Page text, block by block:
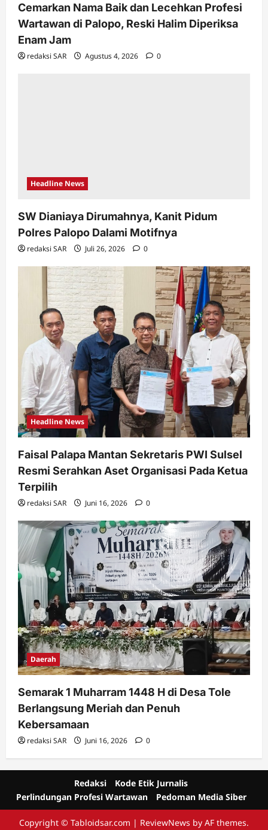
Cemarkan Nama Baik dan Lecehkan Profesi
Wartawan di Palopo, Reski Halim Diperiksa
Enam Jam
redaksi SAR Agustus 4, 2026 0
Headline News
SW Dianiaya Dirumahnya, Kanit Pidum
Polres Palopo Dalami Motifnya
redaksi SAR Juli 26, 2026 0
Headline News
Faisal Palapa Mantan Sekretaris PWI Sulsel
Resmi Serahkan Aset Organisasi Pada Ketua
Terpilih
redaksi SAR Juni 16, 2026 0
Daerah
Semarak 1 Muharram 1448 H di Desa Tole
Berlangsung Meriah dan Penuh
Kebersamaan
redaksi SAR Juni 16, 2026 0
Redaksi
Kode Etik Jurnalis
Perlindungan Profesi Wartawan
Pedoman Media Siber
Copyright © Tabloidsar.com | ReviewNews by AF themes.